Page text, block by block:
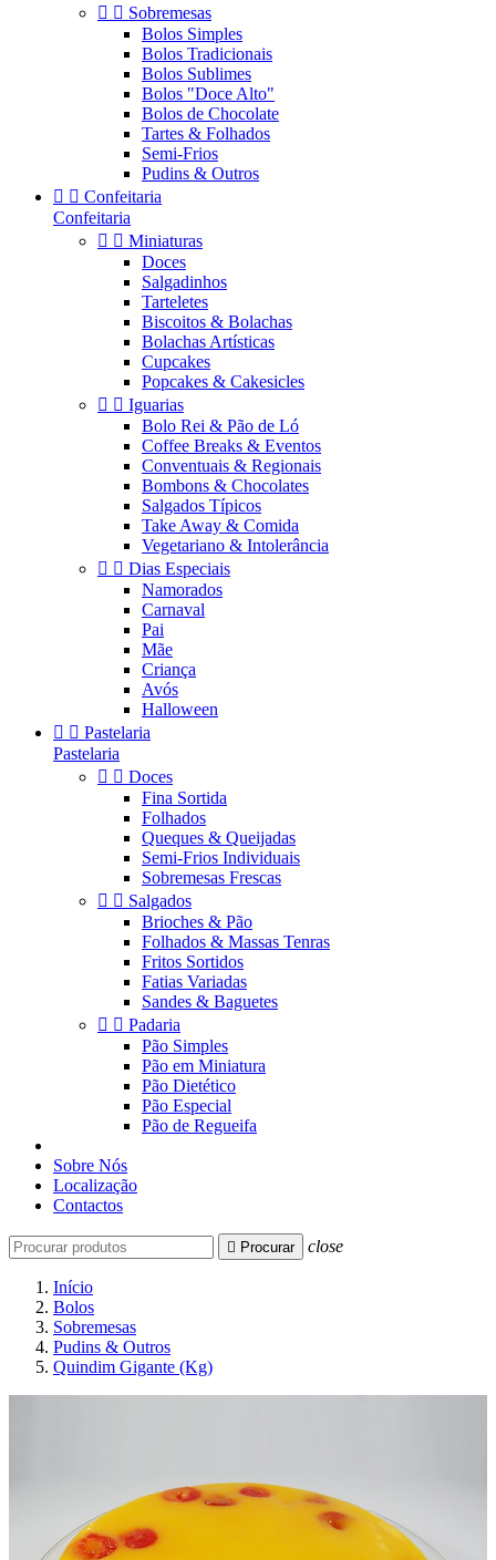
  Sobremesas
Bolos Simples
Bolos Tradicionais
Bolos Sublimes
Bolos "Doce Alto"
Bolos de Chocolate
Tartes & Folhados
Semi-Frios
Pudins & Outros
  Confeitaria
Confeitaria
  Miniaturas
Doces
Salgadinhos
Tarteletes
Biscoitos & Bolachas
Bolachas Artísticas
Cupcakes
Popcakes & Cakesicles
  Iguarias
Bolo Rei & Pão de Ló
Coffee Breaks & Eventos
Conventuais & Regionais
Bombons & Chocolates
Salgados Típicos
Take Away & Comida
Vegetariano & Intolerância
  Dias Especiais
Namorados
Carnaval
Pai
Mãe
Criança
Avós
Halloween
  Pastelaria
Pastelaria
  Doces
Fina Sortida
Folhados
Queques & Queijadas
Semi-Frios Individuais
Sobremesas Frescas
  Salgados
Brioches & Pão
Folhados & Massas Tenras
Fritos Sortidos
Fatias Variadas
Sandes & Baguetes
  Padaria
Pão Simples
Pão em Miniatura
Pão Dietético
Pão Especial
Pão de Regueifa
Sobre Nós
Localização
Contactos
 Procurar close
Início
Bolos
Sobremesas
Pudins & Outros
Quindim Gigante (Kg)